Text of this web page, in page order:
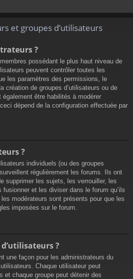
et groupes d’utilisateurs
?
possédant le plus haut niveau de
peuvent contrôler toutes les
les paramètres des permissions, le
création de groupes d’utilisateurs ou de
être habilités à modérer
dépend de la configuration effectuée par
?
individuels (ou des groupes
régulièrement les forums. Ils ont
supprimer les sujets, les verrouiller, les
fusionner et les diviser dans le forum qu’ils
modérateurs sont présents pour que les
imposées sur le forum.
?
une façon pour les administrateurs du
Chaque utilisateur peut
et chaque groupe peut détenir des